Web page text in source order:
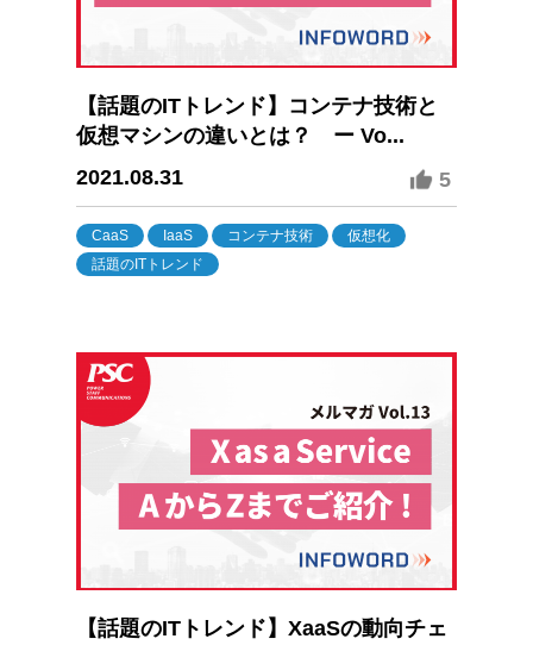
【話題のITトレンド】コンテナ技術と
仮想マシンの違いとは？ ー Vo...
2021.08.31
5
CaaS IaaS コンテナ技術
仮想化
話題のITトレンド
【話題のITトレンド】XaaSの動向チェ